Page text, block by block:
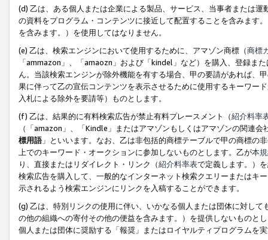
(d) 乙は、ある個人または企業による製品、サービス、当事者または
の資料をプログラム・コンテンツに接近して配置することを含みます
を含みます。）を使用してはなりません。
(e) 乙は、検索エンジンにおいて使用するために、アマゾン商標（商標
「ammazon」、「amaozn」および「kindel」など）を購入、登録ま
ん。当該検索エンジンが除外機能を有する場合、甲の要請があれば、
果に伴って乙の宣伝コンテンツを表示させるために使用するキーワー
入札による除外を要請等）ものとします。
(f) 乙は、結果的に有料検索広告が禁止有料プレースメント（紹介料率
（「amazon」、「Kindle」またはアマゾンもしくはアマゾンの関連
標用語」といいます。なお、乙は非包括的商標テーブルで甲の商標の
上でのキーワード・オークションに参加しないものとします。乙が本
り、直接またはリダイレクト・リンク（紹介料率表で定義します。）
検索広告を購入して、一般的なインターネット検索クエリーまたはキ
示されるよう検索エンジンにリンクを入稿することができます。
(g) 乙は、特別リンクの使用に伴い、いかなる個人または団体に対し
の他の組織への寄付その他の便益を含みます。）を提供しないものと
個人または団体に奨励する「報奨」またはロイヤルティプログラムを